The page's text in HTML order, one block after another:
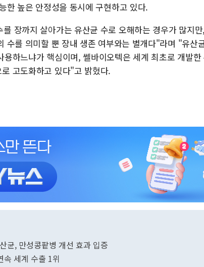
한 높은 안정성을 동시에 구현하고 있다.
장까지 살아가는 유산균 수로 오해하는 경우가 많지
수를 의미할 뿐 장내 생존 여부와는 별개다"라며 "유산
하느냐가 핵심이며, 쎌바이오텍은 세계 최초로 개발
고도화하고 있다"고 밝혔다.
균, 만성콩팥병 개선 효과 입증
세계 수출 1위